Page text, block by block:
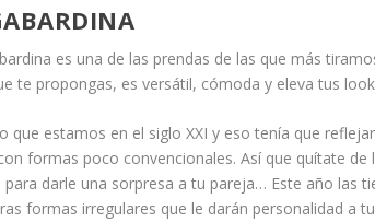
es una de las prendas de las que más
te propongas, es versátil, cómoda y eleva tus
que estamos en el siglo XXI y eso tenía que
formas poco convencionales. Así que quítate
para darle una sorpresa a tu pareja… Este año las
formas irregulares que le darán personalidad a